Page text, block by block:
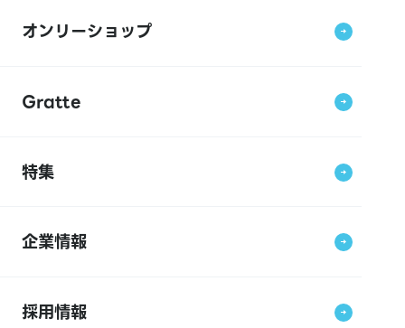
オンリーショップ
Gratte
特集
企業情報
採用情報